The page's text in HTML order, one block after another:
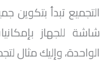
التجميع تبدأ بتكوين
شاشة للجهاز
الواحدة، وإليك مثال